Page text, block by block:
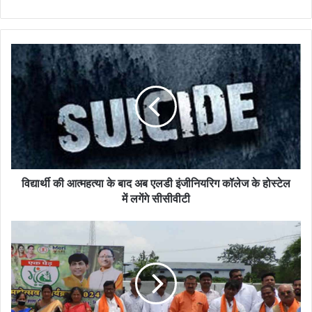
विद्यार्थी की आत्महत्या के बाद अब एलडी इंजीनियरिग कॉलेज के होस्टेल
में लगेंगे सीसीवीटी